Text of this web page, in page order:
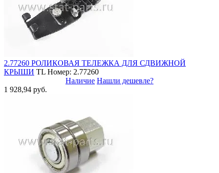
2.77260 РОЛИКОВАЯ ТЕЛЕЖКА ДЛЯ СДВИЖНОЙ
КРЫШИ TL Номер: 2.77260
Наличие Нашли дешевле?
1 928,94 руб.